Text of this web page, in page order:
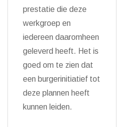
prestatie die deze
werkgroep en
iedereen daaromheen
geleverd heeft. Het is
goed om te zien dat
een burgerinitiatief tot
deze plannen heeft
kunnen leiden.